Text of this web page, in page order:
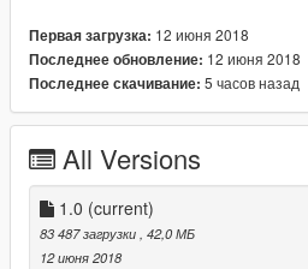
+ Add-on
+ Hands on steeringwheel
+ Plaque d'immatriculation GTA
Первая загрузка: 12 июня 2018
Последнее обновление: 12 июня 2018
Последнее скачивание: 5 часов назад
All Versions
1.0 (current)
83 487 загрузки , 42,0 МБ
12 июня 2018